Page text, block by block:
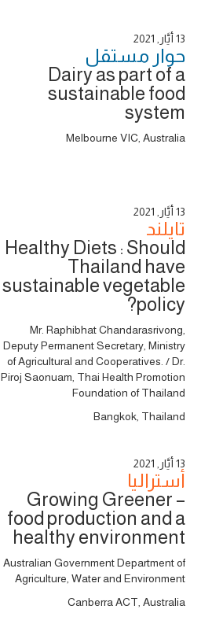
13 أَيَّار, 2021
حوار ‎مستقل
Dairy as part of a
sustainable food
system
Melbourne VIC, Australia
13 أَيَّار, 2021
تايلند
Healthy Diets : Should
Thailand have
sustainable vegetable
policy?
Mr. Raphibhat Chandarasrivong,
Deputy Permanent Secretary, Ministry
of Agricultural and Cooperatives. / Dr.
Piroj Saonuam, Thai Health Promotion
Foundation of Thailand
Bangkok, Thailand
13 أَيَّار, 2021
أستراليا
Growing Greener –
food production and a
healthy environment
Australian Government Department of
Agriculture, Water and Environment
Canberra ACT, Australia